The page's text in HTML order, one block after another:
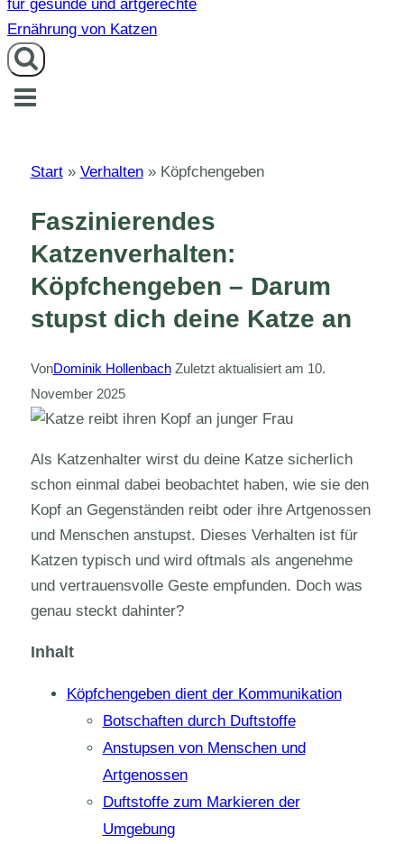
Start» Verhalten» Köpfchengeben
Faszinierendes
Katzenverhalten:
Köpfchengeben – Darum
stupst dich deine Katze an
VonDominik Hollenbach Zuletzt aktualisiert am 10.
November 2025
Als Katzenhalter wirst du deine Katze sicherlich
schon einmal dabei beobachtet haben, wie sie den
Kopf an Gegenständen reibt oder ihre Artgenossen
und Menschen anstupst. Dieses Verhalten ist für
Katzen typisch und wird oftmals als angenehme
und vertrauensvolle Geste empfunden. Doch was
genau steckt dahinter?
Inhalt
Köpfchengeben dient der Kommunikation
Botschaften durch Duftstoffe
Anstupsen von Menschen und
Artgenossen
Duftstoffe zum Markieren der
Umgebung